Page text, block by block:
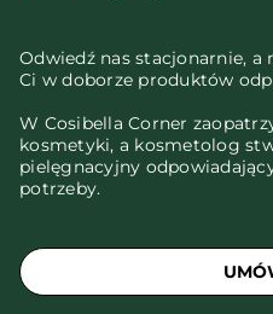
Odwiedź nas stacjonarnie,
Ci w doborze produktów
W Cosibella Corner
kosmetyki, a kosmetolog
pielęgnacyjny
potrzeby.